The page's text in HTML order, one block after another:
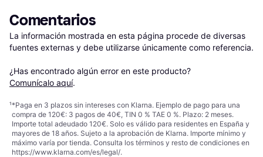
Comentarios
La información mostrada en esta página procede de diversas
fuentes externas y debe utilizarse únicamente como referencia.
¿Has encontrado algún error en este producto?
Comunícalo aquí.
¹*Paga en 3 plazos sin intereses con Klarna. Ejemplo de pago para una
compra de 120€: 3 pagos de 40€, TIN 0 % TAE 0 %. Plazo: 2 meses.
Importe total adeudado 120€. Solo es válido para residentes en España y
mayores de 18 años. Sujeto a la aprobación de Klarna. Importe mínimo y
máximo varía por tienda. Consulta los términos y resto de condiciones en
https://www.klarna.com/es/legal/.